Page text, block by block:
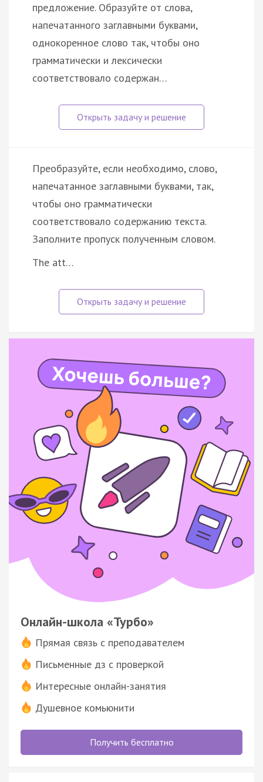
предложение. Образуйте от слова,
напечатанного заглавными буквами,
однокоренное слово так, чтобы оно
грамматически и лексически
соответствовало содержан…
Преобразуйте, если необходимо, слово,
напечатанное заглавными буквами, так,
чтобы оно грамматически
соответствовало содержанию текста.
Заполните пропуск полученным словом.
The att…
Онлайн-школа «Турбо»
Прямая связь с преподавателем
Письменные дз с проверкой
Интересные онлайн-занятия
Душевное комьюнити
Получить бесплатно